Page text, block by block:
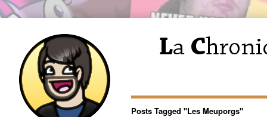
Posts Tagged "Les Meuporgs"